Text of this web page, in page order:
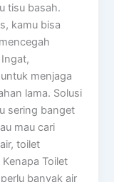
tisu basah.
kamu bisa
menjaga
lama. Solusi
sering banget
mau cari
toilet
Toilet
banyak air